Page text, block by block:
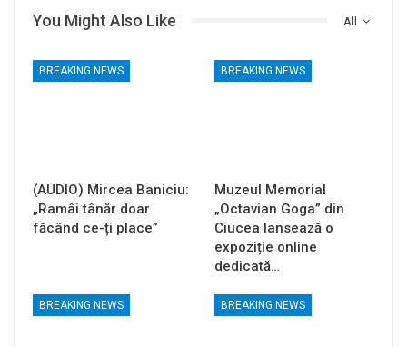
All
You Might Also Like
BREAKING NEWS
(AUDIO) Mircea Baniciu:
„Ramâi tânăr doar
făcând ce-ți place”
BREAKING NEWS
Muzeul Memorial
„Octavian Goga” din
Ciucea lansează o
expoziție online
dedicată…
BREAKING NEWS BREAKING NEWS